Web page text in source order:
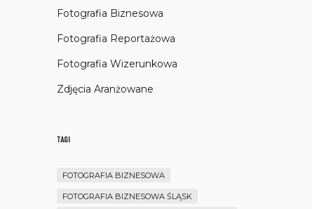
Fotografia Biznesowa
Fotografia Reportażowa
Fotografia Wizerunkowa
Zdjęcia Aranżowane
TAGI
FOTOGRAFIA BIZNESOWA
FOTOGRAFIA BIZNESOWA ŚLĄSK